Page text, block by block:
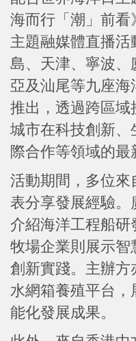
海而行「潮」前
主題融媒體直播
島、天津、寧波、
亞及汕尾等九座海
推出，透過跨區
城市在科技創新、
際合作等領域的最
活動期間，多位
表分享發展經驗。
介紹海洋工程船
牧場企業則展示智
創新實踐。主辦方
水網箱養殖平台
能化發展成果。